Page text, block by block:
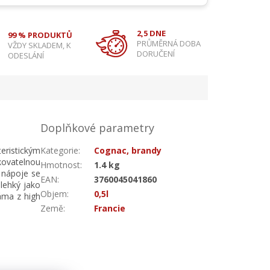
99 % PRODUKTŮ
VŽDY SKLADEM, K
ODESLÁNÍ
2,5 DNE
PRŮMĚRNÁ DOBA
DORUČENÍ
se
jako
z high
Doplňkové parametry
Kategorie:
Cognac, brandy
Hmotnost:
1.4 kg
EAN:
3760045041860
Objem:
0,5l
Země: Francie